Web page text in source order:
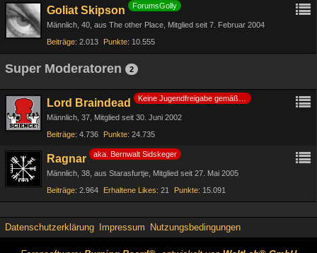
Goliat Skipson ForumsGolly
Männlich 40 aus The other Place Mitglied seit 7. Februar 2004
Beiträge 2.013 Punkte 10.555
Super Moderatoren 2
Lord Braindead
Männlich 37 Mitglied seit 30. Juni 2002
Beiträge 4.736 Punkte 24.735
Ragnar aka. Bernwalt Sidskeger
Männlich 38 aus Starasfurtje Mitglied seit 27. Mai 2005
Beiträge 2.964 Erhaltene Likes 21 Punkte 15.091
Datenschutzerklärung Impressum Nutzungsbedingungen